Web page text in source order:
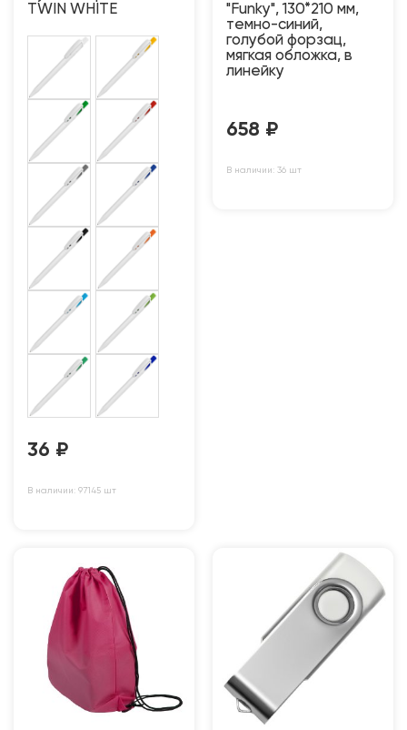
TWIN WHITE
36 ₽
В наличии: 97145 шт
"Funky", 130*210 мм,
темно-синий,
голубой форзац,
мягкая обложка, в
линейку
658 ₽
В наличии: 36 шт